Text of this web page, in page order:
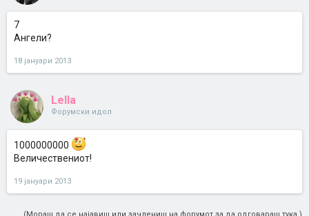
7
Ангели?
18 јануари 2013
Lella
Форумски идол
1000000000
Величествениот!
19 јануари 2013